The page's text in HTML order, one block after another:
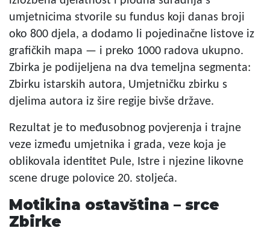
umjetnicima stvorile su fundus koji danas broji
oko 800 djela, a dodamo li pojedinačne listove iz
grafičkih mapa — i preko 1000 radova ukupno.
Zbirka je podijeljena na dva temeljna segmenta:
Zbirku istarskih autora, Umjetničku zbirku s
djelima autora iz šire regije bivše države.
Rezultat je to međusobnog povjerenja i trajne
veze između umjetnika i grada, veze koja je
oblikovala identitet Pule, Istre i njezine likovne
scene druge polovice 20. stoljeća.
Motikina ostavština – srce
Zbirke